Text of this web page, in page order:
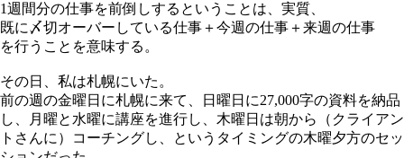
1週間分の仕事を前倒しするということは、実質、
既に〆切オーバーしている仕事＋今週の仕事＋来週の仕事
を行うことを意味する。
その日、私は札幌にいた。
前の週の金曜日に札幌に来て、日曜日に27,000字の資料を納品
し、月曜と水曜に講座を進行し、木曜日は朝から（クライアン
トさんに）コーチングし、というタイミングの木曜夕方のセッ